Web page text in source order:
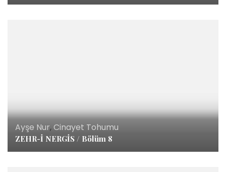
Ayşe Nur,Cinayet Tohumu
ZEHR-İ NERGİS / Bölüm 8